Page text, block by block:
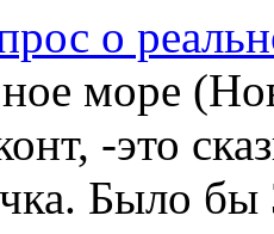
о
море
-это
Было бы